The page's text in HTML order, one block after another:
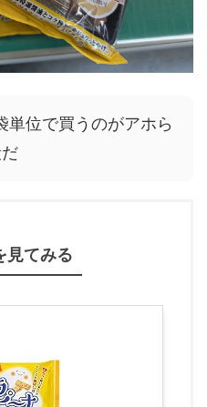
単位で買うのがアホら
見てみる